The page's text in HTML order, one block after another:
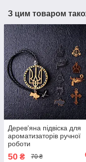
З цим товаром
Дерев'яна підвіска для
ароматизаторів ручної
роботи
50 ₴ 70 ₴